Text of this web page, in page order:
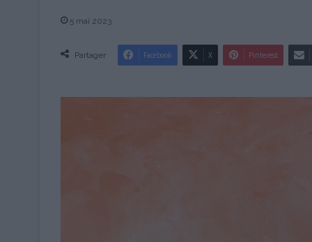
5 mai 2023
Partager Facebook X Pinterest